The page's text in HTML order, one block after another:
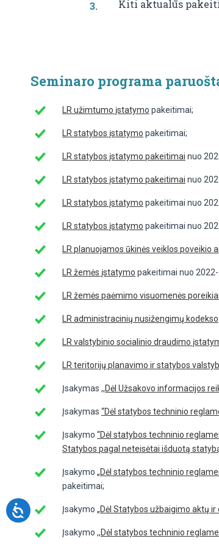
Kiti aktualūs
Seminaro programa
LR užimtumo įstatymo pakeitimai;
LR statybos įstatymo pakeitimai;
LR statybos įstatymo pakeitimai nuo
LR statybos įstatymo pakeitimai nuo
LR statybos įstatymo pakeitimai nuo
LR statybos įstatymo pakeitimai nuo
LR planuojamos ūkinės veiklos
LR žemės įstatymo pakeitimai nuo
LR žemės paėmimo visuomenės
LR administracinių nusižengimų kodekso
LR valstybinio socialinio draudimo
LR teritorijų planavimo ir statybos
Įsakymas ,,Dėl Užsakovo informacijos
Įsakymas “Dėl statybos techninio
Įsakymo “Dėl statybos techninio
Statybos pagal neteisėtai išduotą
Įsakymo „Dėl statybos techninio
pakeitimai;
Įsakymo „Dėl Statybos užbaigimo aktų
Įsakymo ,,Dėl statybos techninio